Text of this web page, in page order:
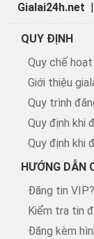
Gialai24h.net |
QUY ĐỊNH
Quy chế
Giới thiệu
Quy trình
Quy định khi
Quy định khi
HƯỚNG DẪN
Đăng tin VIP?
Kiểm tra tin
Đăng kèm